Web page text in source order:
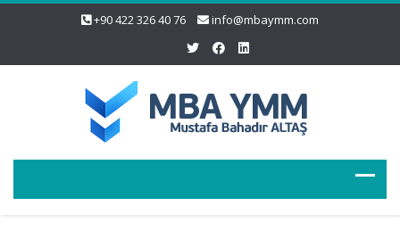
+90 422 326 40 76 info@mbaymm.com